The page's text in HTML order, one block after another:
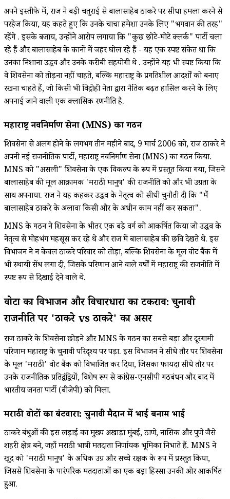
अपने इस्तीफे में, राज ने बड़ी चतुराई से बालासाहेब ठाकरे पर सीधा हमला करने से
परहेज किया, यह कहते हुए कि उनके चाचा हमेशा उनके लिए "भगवान की तरह"
रहेंगे . इसके बजाय, उन्होंने आरोप लगाया कि "कुछ छोटे-मोटे क्लर्क" पार्टी चला
रहे हैं और बालासाहेब के कानों में जहर घोल रहे हैं - यह एक स्पष्ट संकेत था कि
उनका निशाना उद्धव और उनके करीबी सहयोगी थे . उन्होंने यह भी स्पष्ट किया कि
वे शिवसेना को तोड़ना नहीं चाहते, बल्कि महाराष्ट्र के प्रगतिशील आदर्शों को बनाए
रखना चाहते हैं, जो किसी भी विद्रोही नेता द्वारा नैतिक बढ़त हासिल करने के लिए
अपनाई जाने वाली एक क्लासिक रणनीति है.
महाराष्ट्र नवनिर्माण सेना (MNS) का गठन
शिवसेना से अलग होने के लगभग तीन महीने बाद, 9 मार्च 2006 को, राज ठाकरे ने
अपनी नई राजनीतिक पार्टी, महाराष्ट्र नवनिर्माण सेना (MNS) का गठन किया.
MNS को "असली" शिवसेना के एक विकल्प के रूप में प्रस्तुत किया गया, जिसने
बालासाहेब की मूल आक्रामक 'मराठी मानुष' की राजनीति को और भी उग्रता के
साथ अपनाया. राज ने यह कहकर उद्धव के नेतृत्व को सीधी चुनौती दी कि "मैं
बालासाहेब ठाकरे के अलावा किसी और के अधीन काम नहीं कर सकता".
MNS के गठन ने शिवसेना के भीतर एक बड़े वर्ग को आकर्षित किया जो उद्धव के
नेतृत्व से मोहभंग महसूस कर रहे थे और राज में बालासाहेब की छवि देखते थे. इस
विभाजन ने न केवल ठाकरे परिवार को तोड़ा, बल्कि शिवसेना के मूल वोट बैंक में
भी स्थायी सेंध लगा दी, जिसके परिणाम आने वाले वर्षों में महाराष्ट्र की राजनीति में
स्पष्ट रूप से दिखाई देने वाले थे.
वोटों का विभाजन और विचारधारा का टकराव: चुनावी
राजनीति पर 'ठाकरे vs ठाकरे' का असर
राज ठाकरे के शिवसेना छोड़ने और MNS के गठन का सबसे बड़ा और दूरगामी
परिणाम महाराष्ट्र के चुनावी परिदृश्य पर पड़ा. इस विभाजन ने सीधे तौर पर शिवसेना
के मूल 'मराठी' वोट बैंक को विभाजित कर दिया, जिसका फायदा सीधे तौर पर
उनके राजनीतिक प्रतिद्वंद्वियों, विशेष रूप से कांग्रेस-एनसीपी गठबंधन और बाद में
भारतीय जनता पार्टी (बीजेपी) को मिला.
मराठी वोटों का बंटवारा: चुनावी मैदान में भाई बनाम भाई
ठाकरे बंधुओं की इस लड़ाई का मुख्य अखाड़ा मुंबई, ठाणे, नासिक और पुणे जैसे
शहरी क्षेत्र बने, जहाँ मराठी भाषी मतदाता निर्णायक भूमिका निभाते हैं. MNS ने
खुद को 'मराठी मानुष' के अधिक उग्र और सच्चे रक्षक के रूप में प्रस्तुत किया,
जिससे शिवसेना के पारंपरिक मतदाताओं का एक बड़ा हिस्सा उनकी ओर आकर्षित
हुआ.